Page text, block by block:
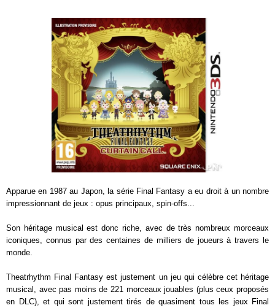
Apparue en 1987 au Japon, la série Final Fantasy a eu droit à un nombre
impressionnant de jeux : opus principaux, spin-offs...
Son héritage musical est donc riche, avec de très nombreux morceaux
iconiques, connus par des centaines de milliers de joueurs à travers le
monde.
Theatrhythm Final Fantasy est justement un jeu qui célèbre cet héritage
musical, avec pas moins de 221 morceaux jouables (plus ceux proposés
en DLC), et qui sont justement tirés de quasiment tous les jeux Final